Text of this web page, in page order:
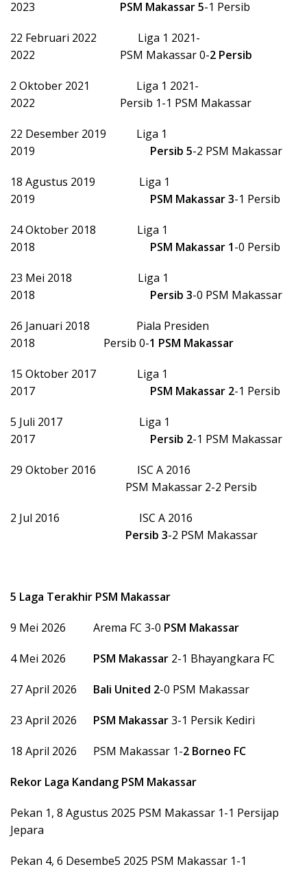
2023 PSM Makassar 5-1 Persib
22 Februari 2022 Liga 1 2021-
2022 PSM Makassar 0-2 Persib
2 Oktober 2021 Liga 1 2021-
2022 Persib 1-1 PSM Makassar
22 Desember 2019 Liga 1
2019 Persib 5-2 PSM Makassar
18 Agustus 2019 Liga 1
2019 PSM Makassar3-1 Persib
24 Oktober 2018 Liga 1
2018 PSM Makassar 1-0 Persib
23 Mei 2018 Liga 1
2018 Persib 3-0 PSM Makassar
26 Januari 2018 Piala Presiden
2018 Persib 0-1 PSM Makassar
15 Oktober 2017 Liga 1
2017 PSM Makassar 2-1 Persib
5 Juli 2017 Liga 1
2017 Persib 2-1 PSM Makassar
29 Oktober 2016 ISC A 2016
PSM Makassar 2-2 Persib
2 Jul 2016 ISC A 2016
Persib 3-2 PSM Makassar
5 Laga Terakhir PSM Makassar
9 Mei 2026 Arema FC 3-0 PSM Makassar
4 Mei 2026 PSM Makassar 2-1 Bhayangkara FC
27 April 2026 Bali United 2-0 PSM Makassar
23 April 2026 PSM Makassar3-1 Persik Kediri
18 April 2026 PSM Makassar 1-2 Borneo FC
Rekor Laga Kandang PSM Makassar
Pekan 1, 8 Agustus 2025 PSM Makassar 1-1 Persijap
Jepara
Pekan 4, 6 Desembe5 2025 PSM Makassar 1-1